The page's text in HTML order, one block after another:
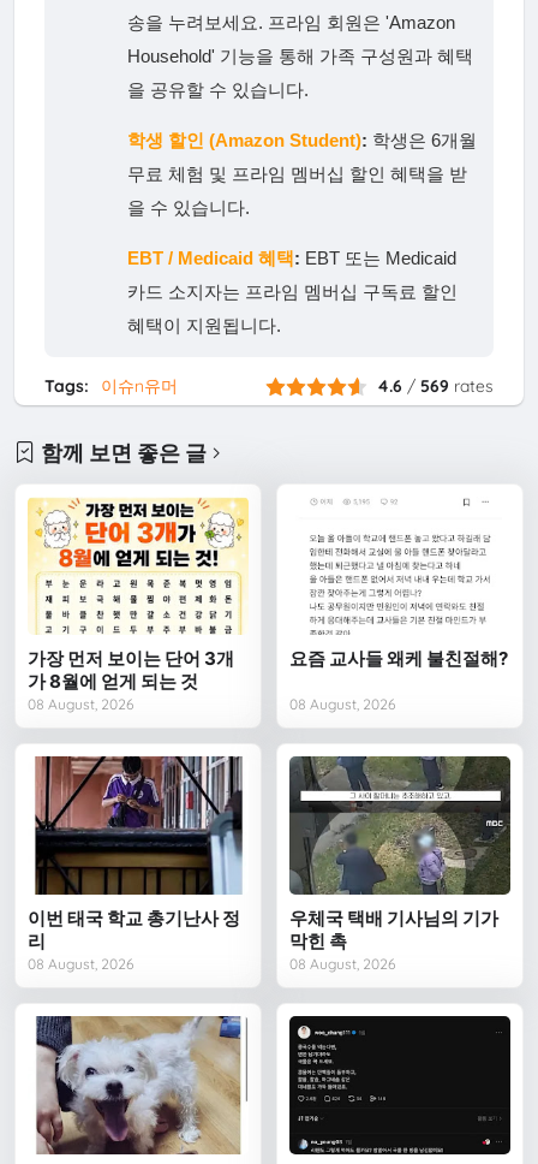
송을 누려보세요. 프라임 회원은 'Amazon
Household' 기능을 통해 가족 구성원과 혜택
을 공유할 수 있습니다.
학생 할인 (Amazon Student): 학생은 6개월
무료 체험 및 프라임 멤버십 할인 혜택을 받
을 수 있습니다.
EBT / Medicaid 혜택: EBT 또는 Medicaid
카드 소지자는 프라임 멤버십 구독료 할인
혜택이 지원됩니다.
Tags: 이슈n유머 4.6 /569 rates
함께 보면 좋은 글
가장 먼저 보이는 단어 3개
가 8월에 얻게 되는 것
08 August, 2026
요즘 교사들 왜케 불친절해?
08 August, 2026
이번 태국 학교 총기난사 정
리
08 August, 2026
우체국 택배 기사님의 기가
막힌 촉
08 August, 2026